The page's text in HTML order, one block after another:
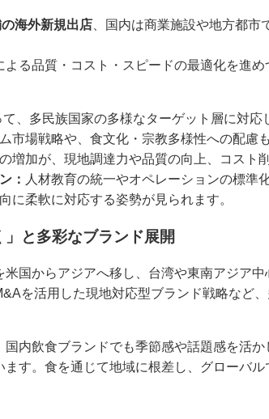
海外新規出店 、国内は商業施設や地方都市
る品質・コスト・スピードの最適化を進め
、多民族国家の多様なターゲット層に対応
市場戦略や、食文化・宗教多様性への配慮
増加が、現地調達力や品質の向上、コスト
： 人材教育の統一やオペレーションの標準
に柔軟に対応する姿勢が見られます。
と多彩なブランド展開
国からアジアへ移し、台湾や東南アジア
を活用した現地対応型ブランド戦略など
内飲食ブランドでも季節感や話題感を活
す。食を通じて地域に根差し、グローバ